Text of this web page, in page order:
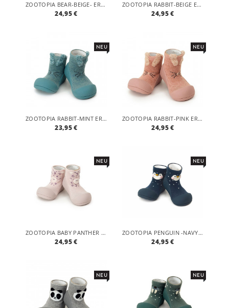
ZOOTOPIA BEAR-BEIGE- ERGONOMISCHE BABY LAUFLERNSCHUHE, ATMUNGSAKTIVE KINDER HAUSSCHUHE ABS SOCKEN BABYSCHUHE ANTIRUTSCH
24,95 €
ZOOTOPIA RABBIT-BEIGE ERGONOMISCHE BABY LAUFLERNSCHUHE, ATMUNGSAKTIVE KINDER HAUSSCHUHE ABS SOCKEN BABYSCHUHE ANTIRUTSCH
24,95 €
NEU
ZOOTOPIA RABBIT-MINT ERGONOMISCHE BABY LAUFLERNSCHUHE, ATMUNGSAKTIVE KINDER HAUSSCHUHE ABS SOCKEN BABYSCHUHE ANTIRUTSCH
23,95 €
NEU
ZOOTOPIA RABBIT-PINK ERGONOMISCHE BABY LAUFLERNSCHUHE, ATMUNGSAKTIVE KINDER HAUSSCHUHE ABS SOCKEN BABYSCHUHE ANTIRUTSCH
24,95 €
NEU
ZOOTOPIA BABY PANTHER -PINK ERGONOMISCHE BABY LAUFLERNSCHUHE, ATMUNGSAKTIVE KINDER HAUSSCHUHE ABS SOCKEN BABYSCHUHE ANTIRUTSCH
24,95 €
NEU
ZOOTOPIA PENGUIN -NAVY ERGONOMISCHE BABY LAUFLERNSCHUHE, ATMUNGSAKTIVE KINDER HAUSSCHUHE ABS SOCKEN BABYSCHUHE ANTIRUTSCH
24,95 €
NEU NEU